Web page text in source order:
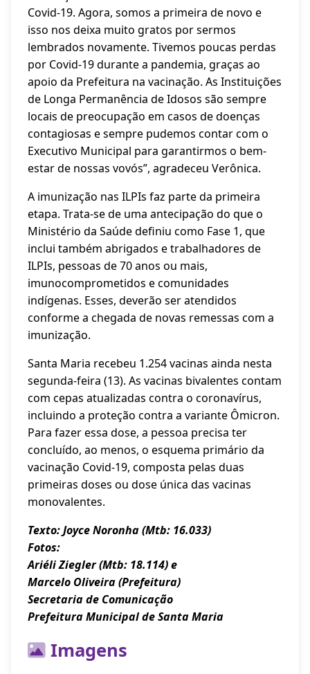
Covid-19. Agora, somos a primeira de novo e
isso nos deixa muito gratos por sermos
lembrados novamente. Tivemos poucas perdas
por Covid-19 durante a pandemia, graças ao
apoio da Prefeitura na vacinação. As Instituições
de Longa Permanência de Idosos são sempre
locais de preocupação em casos de doenças
contagiosas e sempre pudemos contar com o
Executivo Municipal para garantirmos o bem-
estar de nossas vovós”, agradeceu Verônica.
A imunização nas ILPIs faz parte da primeira
etapa. Trata-se de uma antecipação do que o
Ministério da Saúde definiu como Fase 1, que
inclui também abrigados e trabalhadores de
ILPIs, pessoas de 70 anos ou mais,
imunocomprometidos e comunidades
indígenas. Esses, deverão ser atendidos
conforme a chegada de novas remessas com a
imunização.
Santa Maria recebeu 1.254 vacinas ainda nesta
segunda-feira (13). As vacinas bivalentes contam
com cepas atualizadas contra o coronavírus,
incluindo a proteção contra a variante Ômicron.
Para fazer essa dose, a pessoa precisa ter
concluído, ao menos, o esquema primário da
vacinação Covid-19, composta pelas duas
primeiras doses ou dose única das vacinas
monovalentes.
Texto: Joyce Noronha (Mtb: 16.033)
Fotos:
Ariéli Ziegler (Mtb: 18.114) e
Marcelo Oliveira (Prefeitura)
Secretaria de Comunicação
Prefeitura Municipal de Santa Maria
Imagens